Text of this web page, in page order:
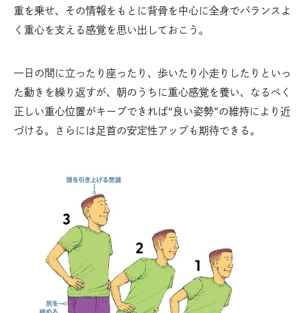
重を乗せ、その情報をもとに背骨を中心に全身でバランスよ
く重心を支える感覚を思い出しておこう。
一日の間に立ったり座ったり、歩いたり小走りしたりといっ
た動きを繰り返すが、朝のうちに重心感覚を養い、なるべく
正しい重心位置がキープできれば“良い姿勢”の維持により近
づける。さらには足首の安定性アップも期待できる。